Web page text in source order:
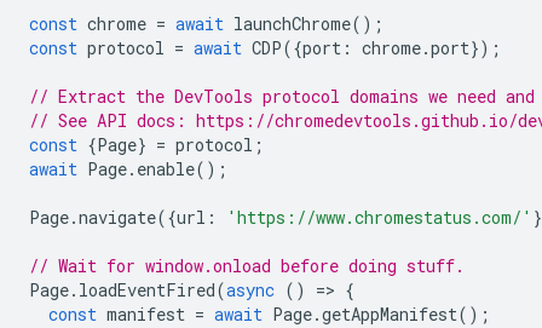
const chrome = await launchChrome();
const protocol = await CDP({port : chrome.port});
// Extract the DevTools protocol domains we need and
// See API docs: https://chromedevtools.github.io/
const {Page} = protocol ;
await Page. enable();
Page.navigate({url : 'https://www.chromestatus.com/'
// Wait for window.onload before doing stuff.
Page. loadEventFired(async () => {
const manifest = await Page.getAppManifest();